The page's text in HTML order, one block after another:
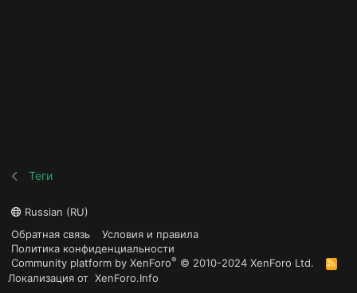
Теги
Russian (RU)
Обратная связь
Условия и правила
Политика конфиденциальности
Community platform by XenForo® © 2010-2024 XenForo Ltd.
R
S
Локализация от XenForo.Info